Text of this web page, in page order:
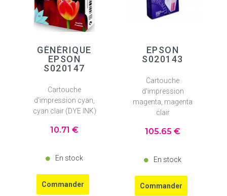
GÉNÉRIQUE
EPSON
S020147
Cartouche
d'impression cyan,
cyan clair (DYE INK)
10.71 €
En stock
EPSON
S020143
Cartouche
d'impression
magenta, magenta
clair
105.65 €
En stock